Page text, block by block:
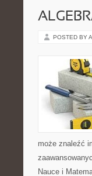
POSTED BY
może znaleźć
Nauce i